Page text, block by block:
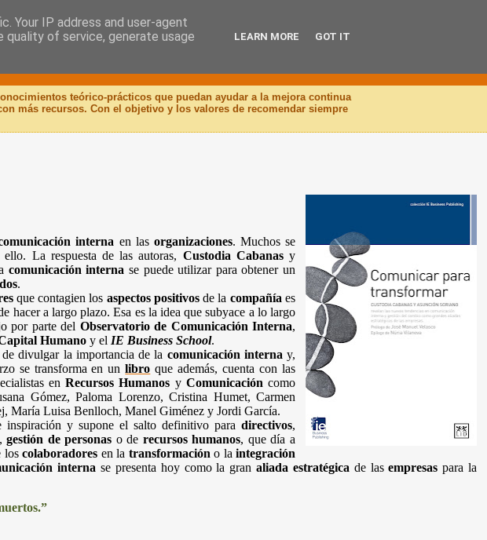
teórico-prácticos que puedan ayudar a la mejora continua
más recursos. Con el objetivo y los valores de recomendar siempre
interna en las organizaciones. Muchos se
La respuesta de las autoras, Custodia Cabanasy
comunicación interna se puede utilizar para obtener un
.
que contagien los aspectos positivosde la compañía es
hacer a largo plazo. Esa es la idea que subyace a lo largo
por parte del Observatorio de Comunicación Interna,
Humano y el IE Business School.
divulgar la importancia de la comunicación interna y,
se transforma en unlibro que además, cuenta con las
enRecursos Humanos y Comunicación como
Gómez, Paloma Lorenzo, Cristina Humet, Carmen
María Luisa Benlloch, Manel Giménez y Jordi García.
inspiración y supone el salto definitivo paradirectivos,
,gestión de personas o de recursos humanos, que día a
loscolaboradores en la transformación o laintegración
interna se presenta hoy como la granaliada estratégica de lasempresas para la
Your IP address and user-agent
quality of service, generate usage
LEARN MORE GOT IT